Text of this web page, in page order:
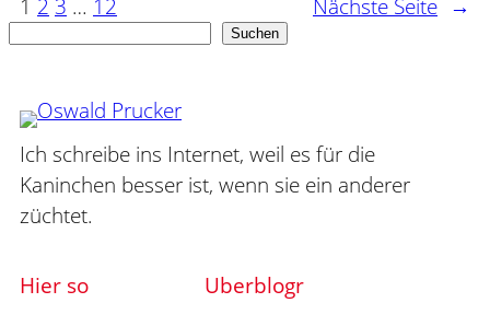
1 2 3 … 12 Nächste Seite →
Suchen
Ich schreibe ins Internet, weil es für die
Kaninchen besser ist, wenn sie ein anderer
züchtet.
Hier so Uberblogr